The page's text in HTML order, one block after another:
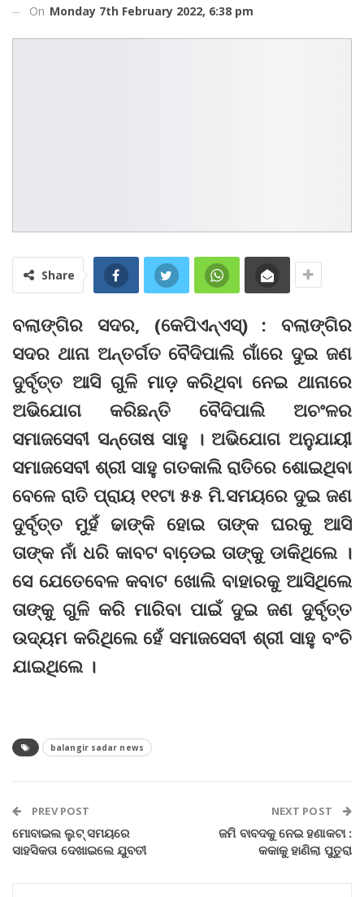
On Monday 7th February 2022, 6:38 pm
Share
ବଲାଙ୍ଗିର ସଦର, (କେପିଏନ୍‌ଏସ୍‌) : ବଲାଙ୍ଗିର
ସଦର ଥାନା ଅନ୍ତର୍ଗତ ବୈଦିପାଲି ଗାଁରେ ଦୁଇ ଜଣ
ଦୁର୍ବୃତ୍ତ ଆସି ଗୁଳି ମାଡ଼ କରିଥିବା ନେଇ ଥାନାରେ
ଅଭିଯୋଗ କରିଛନ୍ତି ବୈଦିପାଲି ଅଚଂଳର
ସମାଜସେବୀ ସନ୍ତୋଷ ସାହୁ । ଅଭିଯୋଗ ଅନୁଯାୟୀ
ସମାଜସେବୀ ଶ୍ରୀ ସାହୁ ଗତକାଲି ରାତିରେ ଶୋଇଥିବା
ବେଳେ ରାତି ପ୍ରାୟ ୧୧ଟା ୫୫ ମି.ସମୟରେ ଦୁଇ ଜଣ
ଦୁର୍ବୃତ୍ତ ମୁହଁ ଢାଙ୍କି ହୋଇ ତାଙ୍କ ଘରକୁ ଆସି
ତାଙ୍କ ନାଁ ଧରି କାବଟ ବାଡେ଼ଇ ତାଙ୍କୁ ଡାକିଥିଲେ ।
ସେ ଯେତେବେଳ କବାଟ ଖୋଲି ବାହାରକୁ ଆସିଥିଲେ
ତାଙ୍କୁ ଗୁଳି କରି ମାରିବା ପାଇଁ ଦୁଇ ଜଣ ଦୁର୍ବୃତ୍ତ
ଉଦ୍ୟମ କରିଥିଲେ ହେଁ ସମାଜସେବୀ ଶ୍ରୀ ସାହୁ ବଂଚି
ଯାଇଥିଲେ ।
balangir sadar news
PREV POST
ମୋବାଇଲ ଲୁଟ୍‌ ସମୟରେ
ସାହସିକତା ଦେଖାଇଲେ ଯୁବତୀ
NEXT POST
ଜମି ବାବଦକୁ ନେଇ ହଣାକଟା :
କକାକୁ ହାଣିଲା ପୁତୁରା